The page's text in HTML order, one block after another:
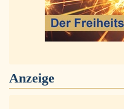
Anzeige